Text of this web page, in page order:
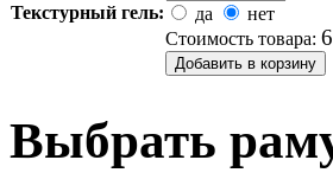
Текстурный гель:
да
нет
Стоимость товара:
Выбрать